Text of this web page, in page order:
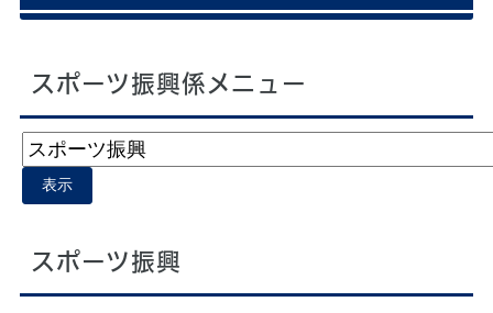
スポーツ振興係メニュー
表示
スポーツ振興